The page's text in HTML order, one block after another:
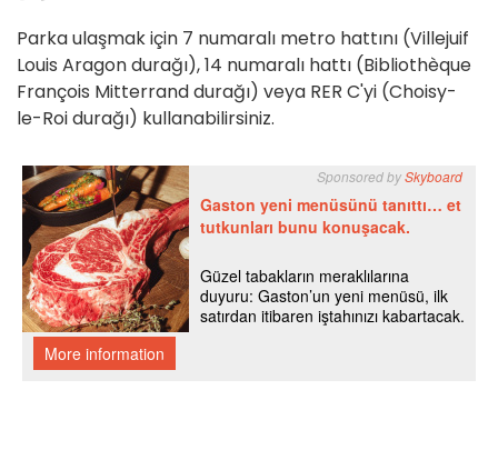
Parka ulaşmak için 7 numaralı metro hattını (Villejuif
Louis Aragon durağı), 14 numaralı hattı (Bibliothèque
François Mitterrand durağı) veya RER C'yi (Choisy-
le-Roi durağı) kullanabilirsiniz.